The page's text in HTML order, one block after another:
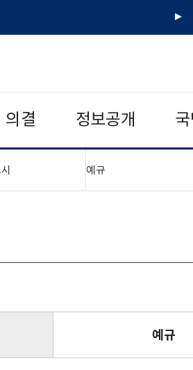
유
의결 정보공개
예규"접기,펼치기"
예규